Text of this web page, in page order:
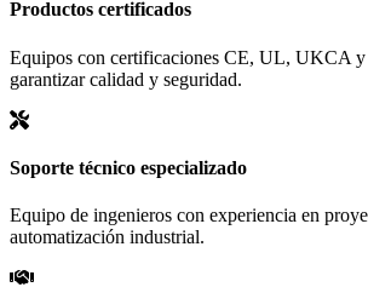
Productos certificados
Equipos con certificaciones CE, UL, UKCA y
garantizar calidad y seguridad.
Soporte técnico especializado
Equipo de ingenieros con experiencia en
automatización industrial.